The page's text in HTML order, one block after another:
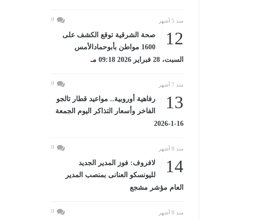
منذ 5 أشهر 0
12
صحة الشرقية توقع الكشف على
1600 مواطن بأبوحمادالأمس
السبت، 28 فبراير 2026 09:18 مـ
منذ 7 أشهر 0
13
رفاهية أوروبية.. مواعيد قطار تالجو
الفاخر وأسعار التذاكر اليوم الجمعة
16-1-2026
منذ 8 أشهر 0
14
لافروف: فوز المدير الجديد
لليونسكو العنانى بمنصب المدير
العام مؤشر مشجع
منذ 8 أشهر 0